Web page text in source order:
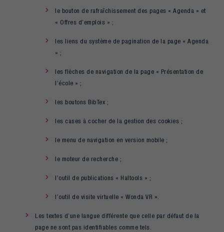
le bouton de rafraîchissement des pages « Agenda » et
« Offres d’emplois » ;
les liens du système de pagination de la page « Agenda
» ;
les flèches de navigation de la page « Présentation de
l’école » ;
les boutons BibTex ;
les cases à cocher de la gestion des cookies ;
le menu de navigation en version mobile ;
le moteur de recherche ;
l’outil de publications « Haltools » ;
l’outil de visite virtuelle « Wonda VR ».
Les textes d’une langue différente que celle par défaut de la
page ne sont pas identifiables comme tels.